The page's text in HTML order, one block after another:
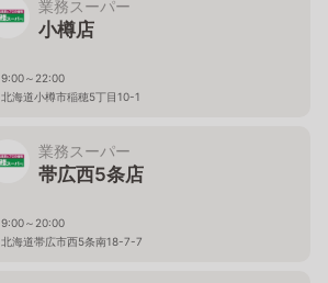
業務スーパー
小樽店
9:00～22:00
北海道小樽市稲穂5丁目10-1
業務スーパー
帯広西5条店
9:00～20:00
北海道帯広市西5条南18-7-7